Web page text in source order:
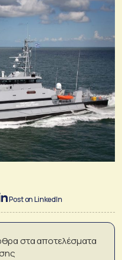
Post on LinkedIn
στα αποτελέσματα